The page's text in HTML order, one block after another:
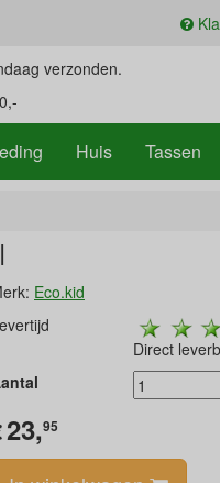
verzonden.
Huis Tassen
Eco.kid
Direct
23,95